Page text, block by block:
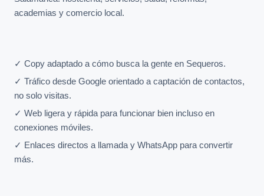
academias y comercio local.
✓ Copy adaptado a cómo busca la gente en Sequeros.
✓ Tráfico desde Google orientado a captación de contactos,
no solo visitas.
✓ Web ligera y rápida para funcionar bien incluso en
conexiones móviles.
✓ Enlaces directos a llamada y WhatsApp para convertir
más.